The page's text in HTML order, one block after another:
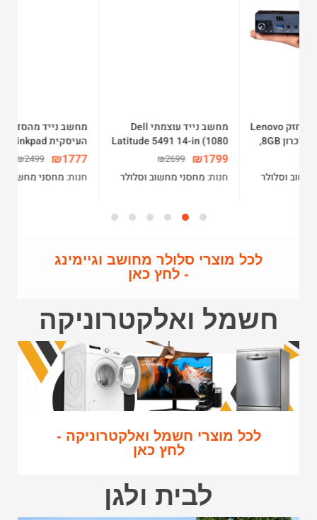
מחשב נייד עוצמתי Dell
Latitude 5491 14-in (1080
x 1920) core i5 8400
2.50GHz 16GB 256GB SSD
W10P64
₪2699
חנות:מחסני מחשוב וסלולר
מחשב נייד מהסדרה
העיסקית Lenovo Thinkpad
T560 Core i7-6600U 16GB
256GB SSD 15.6 FHD
WIN10 PRO
₪2499
חנות:מחסני מחשוב וסלולר
לכל מוצרי סלולר מחושב וגיימינג
- לחץ כאן
חשמל ואלקטרוניקה
לכל מוצרי חשמל ואלקטרוניקה -
לחץ כאן
לבית ולגן